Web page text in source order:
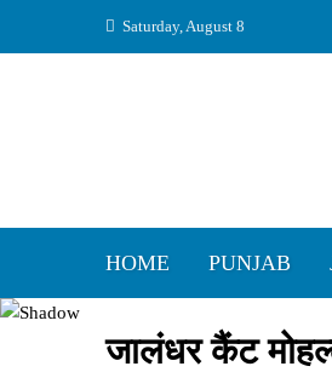
Saturday, August 8
HOME PUNJAB
जालंधर कैंट